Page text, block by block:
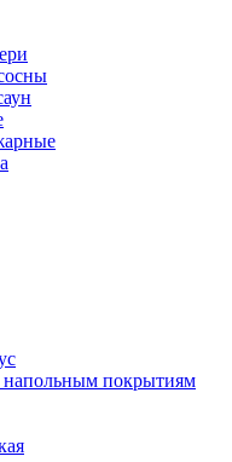
покрытиям